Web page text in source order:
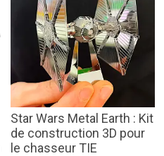
Star Wars Metal Earth : Kit
de construction 3D pour
le chasseur TIE